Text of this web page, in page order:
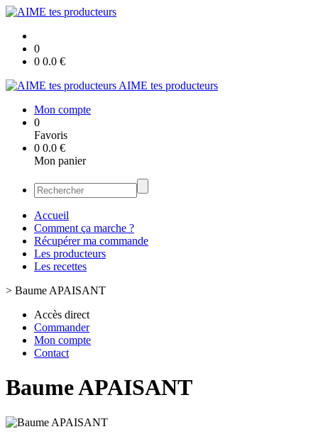
0
0 0.0 €
AIME tes producteurs
Mon compte
0
Favoris
0 0.0 €
Mon panier
Accueil
Comment ça marche ?
Récupérer ma commande
Les producteurs
Les recettes
> Baume APAISANT
Accès direct
Commander
Mon compte
Contact
Baume APAISANT